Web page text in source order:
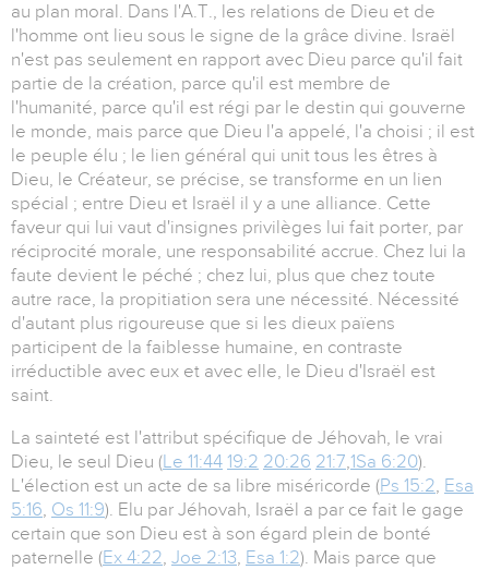
au plan moral. Dans l'A.T., les relations de Dieu et de
l'homme ont lieu sous le signe de la grâce divine. Israël
n'est pas seulement en rapport avec Dieu parce qu'il fait
partie de la création, parce qu'il est membre de
l'humanité, parce qu'il est régi par le destin qui gouverne
le monde, mais parce que Dieu l'a appelé, l'a choisi ; il est
le peuple élu ; le lien général qui unit tous les êtres à
Dieu, le Créateur, se précise, se transforme en un lien
spécial ; entre Dieu et Israël il y a une alliance. Cette
faveur qui lui vaut d'insignes privilèges lui fait porter, par
réciprocité morale, une responsabilité accrue. Chez lui la
faute devient le péché ; chez lui, plus que chez toute
autre race, la propitiation sera une nécessité. Nécessité
d'autant plus rigoureuse que si les dieux païens
participent de la faiblesse humaine, en contraste
irréductible avec eux et avec elle, le Dieu d'Israël est
saint.
La sainteté est l'attribut spécifique de Jéhovah, le vrai
Dieu, le seul Dieu (Le 11:44 19:2 20:26 21:7,1Sa 6:20).
L'élection est un acte de sa libre miséricorde (Ps 15:2, Esa
5:16, Os 11:9). Elu par Jéhovah, Israël a par ce fait le gage
certain que son Dieu est à son égard plein de bonté
paternelle (Ex 4:22, Joe 2:13, Esa 1:2). Mais parce que